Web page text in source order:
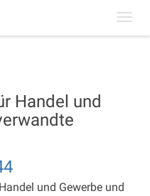
Handel und
und Gewerbe und